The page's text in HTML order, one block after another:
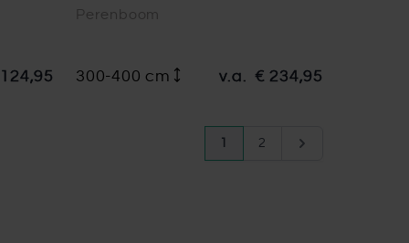
Perenboom
300-400 cm v.a. € 234,95
Pagina
U lees momenteel pagina
Pagina
2 Pagina